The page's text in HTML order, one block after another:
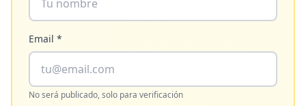
Email *
No será publicado, solo para verificación